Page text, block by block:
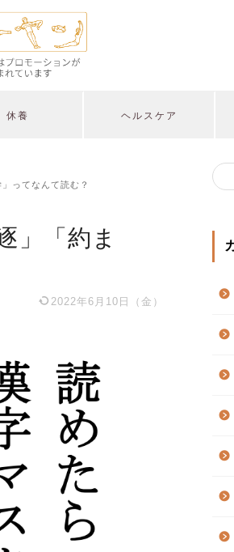
休養 ヘルスケア
ってなんて読む？
」「約ま
2022年6月10日（金）